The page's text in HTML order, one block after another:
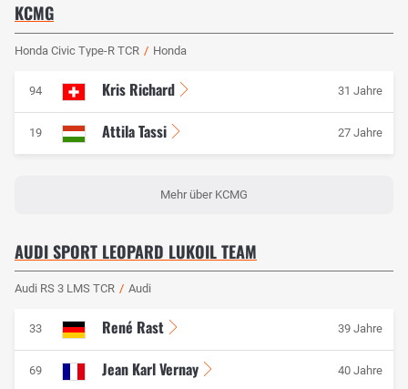
KCMG
Honda Civic Type-R TCR / Honda
94 Kris Richard 31 Jahre
19 Attila Tassi 27 Jahre
Mehr über KCMG
AUDI SPORT LEOPARD LUKOIL TEAM
Audi RS 3 LMS TCR / Audi
33 René Rast 39 Jahre
69 Jean Karl Vernay 40 Jahre